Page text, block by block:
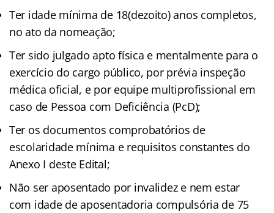
Ter idade mínima de 18(dezoito) anos completos,
no ato da nomeação;
Ter sido julgado apto física e mentalmente para o
exercício do cargo público, por prévia inspeção
médica oficial, e por equipe multiprofissional em
caso de Pessoa com Deficiência (PcD);
Ter os documentos comprobatórios de
escolaridade mínima e requisitos constantes do
Anexo I deste Edital;
Não ser aposentado por invalidez e nem estar
com idade de aposentadoria compulsória de 75